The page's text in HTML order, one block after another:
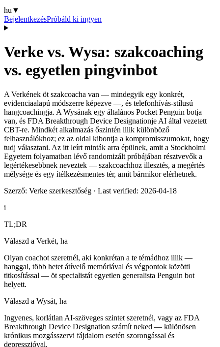
hu ▼
BejelentkezésPróbáld ki ingyen
Verke vs. Wysa: szakcoaching
vs. egyetlen pingvinbot
A Verkének öt szakcoacha van — mindegyik egy konkrét,
evidenciaalapú módszerre képezve —, és telefonhívás-stílusú
hangcoachingja. A Wysának egy általános Pocket Penguin botja
van, és FDA Breakthrough Device Designationje AI által vezetett
CBT-re. Mindkét alkalmazás őszintén illik különböző
felhasználókhoz; ez az oldal kibontja a kompromisszumokat, hogy
tudj választani. Az itt leírt minták arra épülnek, amit a Stockholmi
Egyetem folyamatban lévő randomizált próbájában résztvevők a
legértékesebbnek neveztek — szakcoachhoz illesztés, a megértés
mélysége és egy ítélkezésmentes tér, amit bármikor elérhetnek.
Szerző: Verke szerkesztőség · Last verified: 2026-04-18
i
TL;DR
Válaszd a Verkét, ha
Olyan coachot szeretnél, aki konkrétan a te témádhoz illik —
hanggal, több hetet átívelő memóriával és végpontok közötti
titkosítással — öt specialistát egyetlen generalista Penguin bot
helyett.
Válaszd a Wysát, ha
Ingyenes, korlátlan AI-szöveges szintet szeretnél, vagy az FDA
Breakthrough Device Designation számít neked — különösen
krónikus mozgásszervi fájdalom esetén szorongással és
depresszióval.